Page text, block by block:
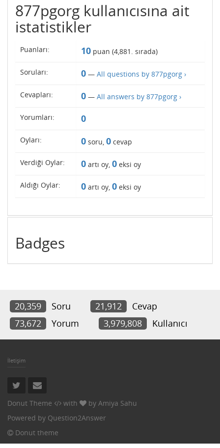
877pgorg kullanıcısına ait
istatistikler
Puanları: 10 puan (4,881 . sırada)
Soruları: 0 — All questions by 877pgorg ›
Cevapları: 0 — All answers by 877pgorg ›
Yorumları: 0
Oyları: 0 soru, 0 cevap
Verdiği Oylar: 0 artı oy, 0 eksi oy
Aldığı Oylar: 0 artı oy, 0 eksi oy
Badges
20,359 Soru 21,912
Cevap
73,672
Yorum 3,979,808 Kullanıcı
İletişim
Donut Theme with by Amiya Sahu
Powered by Question2Answer
Donut theme